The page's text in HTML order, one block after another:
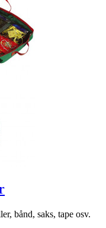
bånd, saks, tape osv.